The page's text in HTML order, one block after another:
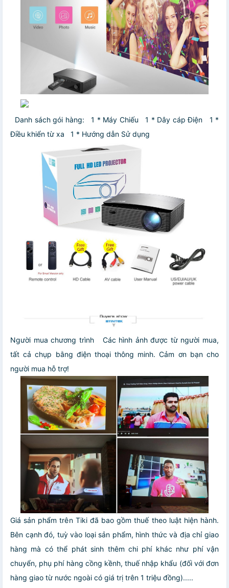
Danh sách gói hàng: 1 * Máy Chiếu 1 * Dây cáp Điện
1 *
Điều khiển từ xa
1 * Hướng dẫn Sử dụng
Người mua chương trình
Các hình ảnh được từ người mua,
tất cả chụp bằng điện thoại thông minh. Cảm ơn bạn cho
người mua hỗ trợ!
Giá sản phẩm trên Tiki đã bao gồm thuế theo luật hiện hành.
Bên cạnh đó, tuỳ vào loại sản phẩm, hình thức và địa chỉ giao
hàng mà có thể phát sinh thêm chi phí khác như phí vận
chuyển, phụ phí hàng cồng kềnh, thuế nhập khẩu (đối với đơn
hàng giao từ nước ngoài có giá trị trên 1 triệu đồng).....